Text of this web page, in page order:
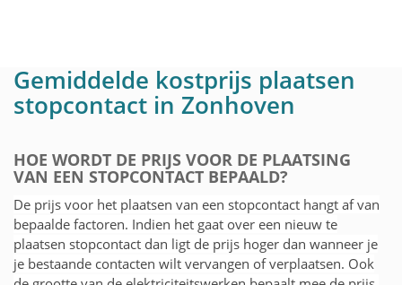
Gemiddelde kostprijs plaatsen
stopcontact in Zonhoven
HOE WORDT DE PRIJS VOOR DE PLAATSING
VAN EEN STOPCONTACT BEPAALD?
De prijs voor het plaatsen van een stopcontact hangt af van
bepaalde factoren. Indien het gaat over een nieuw te
plaatsen stopcontact dan ligt de prijs hoger dan wanneer je
je bestaande contacten wilt vervangen of verplaatsen. Ook